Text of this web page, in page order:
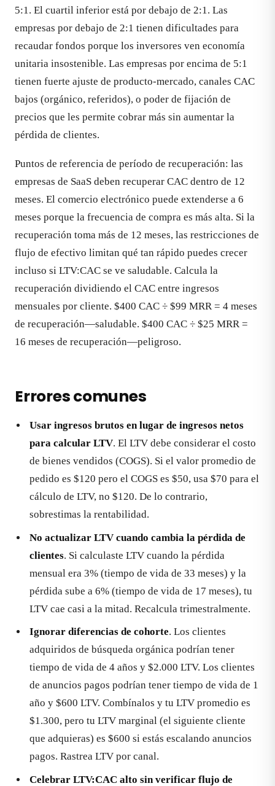
5:1. El cuartil inferior está por debajo de 2:1. Las
empresas por debajo de 2:1 tienen dificultades para
recaudar fondos porque los inversores ven economía
unitaria insostenible. Las empresas por encima de 5:1
tienen fuerte ajuste de producto-mercado, canales CAC
bajos (orgánico, referidos), o poder de fijación de
precios que les permite cobrar más sin aumentar la
pérdida de clientes.
Puntos de referencia de período de recuperación: las
empresas de SaaS deben recuperar CAC dentro de 12
meses. El comercio electrónico puede extenderse a 6
meses porque la frecuencia de compra es más alta. Si la
recuperación toma más de 12 meses, las restricciones de
flujo de efectivo limitan qué tan rápido puedes crecer
incluso si LTV:CAC se ve saludable. Calcula la
recuperación dividiendo el CAC entre ingresos
mensuales por cliente. $400 CAC ÷ $99 MRR = 4 meses
de recuperación—saludable. $400 CAC ÷ $25 MRR =
16 meses de recuperación—peligroso.
Errores comunes
Usar ingresos brutos en lugar de ingresos netos
para calcular LTV. El LTV debe considerar el costo
de bienes vendidos (COGS). Si el valor promedio de
pedido es $120 pero el COGS es $50, usa $70 para el
cálculo de LTV, no $120. De lo contrario,
sobrestimas la rentabilidad.
No actualizar LTV cuando cambia la pérdida de
clientes. Si calculaste LTV cuando la pérdida
mensual era 3% (tiempo de vida de 33 meses) y la
pérdida sube a 6% (tiempo de vida de 17 meses), tu
LTV cae casi a la mitad. Recalcula trimestralmente.
Ignorar diferencias de cohorte. Los clientes
adquiridos de búsqueda orgánica podrían tener
tiempo de vida de 4 años y $2.000 LTV. Los clientes
de anuncios pagos podrían tener tiempo de vida de 1
año y $600 LTV. Combínalos y tu LTV promedio es
$1.300, pero tu LTV marginal (el siguiente cliente
que adquieras) es $600 si estás escalando anuncios
pagos. Rastrea LTV por canal.
Celebrar LTV:CAC alto sin verificar flujo de